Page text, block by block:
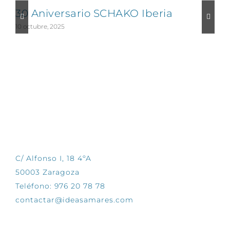
30 Aniversario SCHAKO Iberia
10 octubre, 2025
C/ Alfonso I, 18 4ºA
50003 Zaragoza
Teléfono: 976 20 78 78
contactar@ideasamares.com